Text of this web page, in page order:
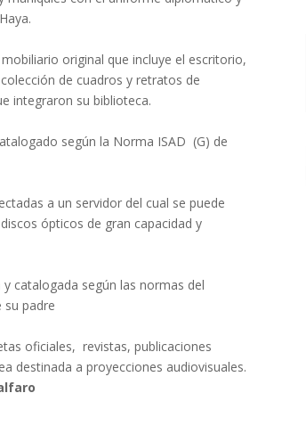
original que incluye el escritorio,
de cuadros y retratos de
integraron su biblioteca.
según la Norma ISAD (G) de
a un servidor del cual se puede
ópticos de gran capacidad y
catalogada según las normas del
su padre
oficiales, revistas, publicaciones
destinada a proyecciones audiovisuales.